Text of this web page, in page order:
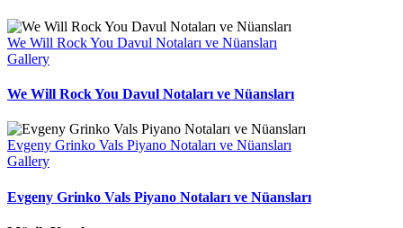
We Will Rock You Davul Notaları ve Nüansları
Gallery
We Will Rock You Davul Notaları ve Nüansları
Evgeny Grinko Vals Piyano Notaları ve Nüansları
Gallery
Evgeny Grinko Vals Piyano Notaları ve Nüansları